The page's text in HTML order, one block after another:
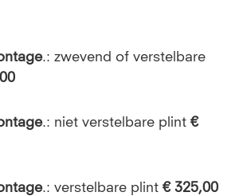
.: zwevend of verstelbare
.: niet verstelbare plint €
.: verstelbare plint € 325,00